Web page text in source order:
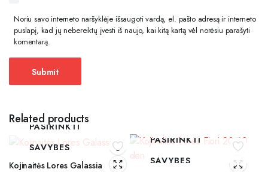
Noriu savo interneto naršyklėje išsaugoti vardą, el. pašto adresą ir interneto
puslapį, kad jų nebereiktų įvesti iš naujo, kai kitą kartą vėl norėsiu parašyti
komentarą.
Related products
PASIRINKTI
SAVYBES
Kojinaitės Lores Galassia
PASIRINKTI
SAVYBES